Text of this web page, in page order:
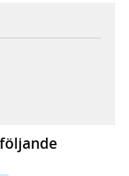
webbplats,
webbplats,